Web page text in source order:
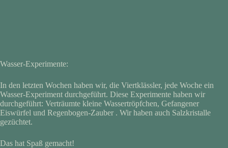
Wasser-Experimente:
In den letzten Wochen haben wir, die Viertklässler, jede Woche ein
Wasser-Experiment durchgeführt. Diese Experimente haben wir
durchgeführt: Verträumte kleine Wassertröpfchen, Gefangener
Eiswürfel und Regenbogen-Zauber . Wir haben auch Salzkristalle
gezüchtet.
Das hat Spaß gemacht!